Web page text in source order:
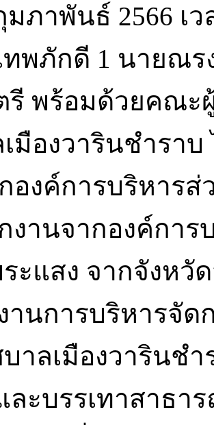
ภาพันธ์ 2566 เ
ทพภักดี 1 นายณ
รี พร้อมด้วยคณะ
เมืองวารินชำรา
องค์การบริหาร
งานจากองค์การ
ระแสง จากจังหวั
านการบริหารจัด
บาลเมืองวารินช
ละบรรเทาสาธา